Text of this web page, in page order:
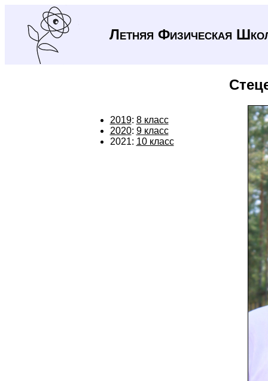
Летняя Физическая
2019: 8 класс
2020: 9 класс
2021: 10 класс